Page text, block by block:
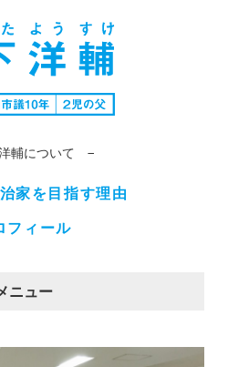
輔について −
家を目指す理由
フィール
ニュー